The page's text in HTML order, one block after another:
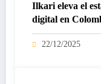
Ilkari eleva el
digital en
certificado
22/12/2025